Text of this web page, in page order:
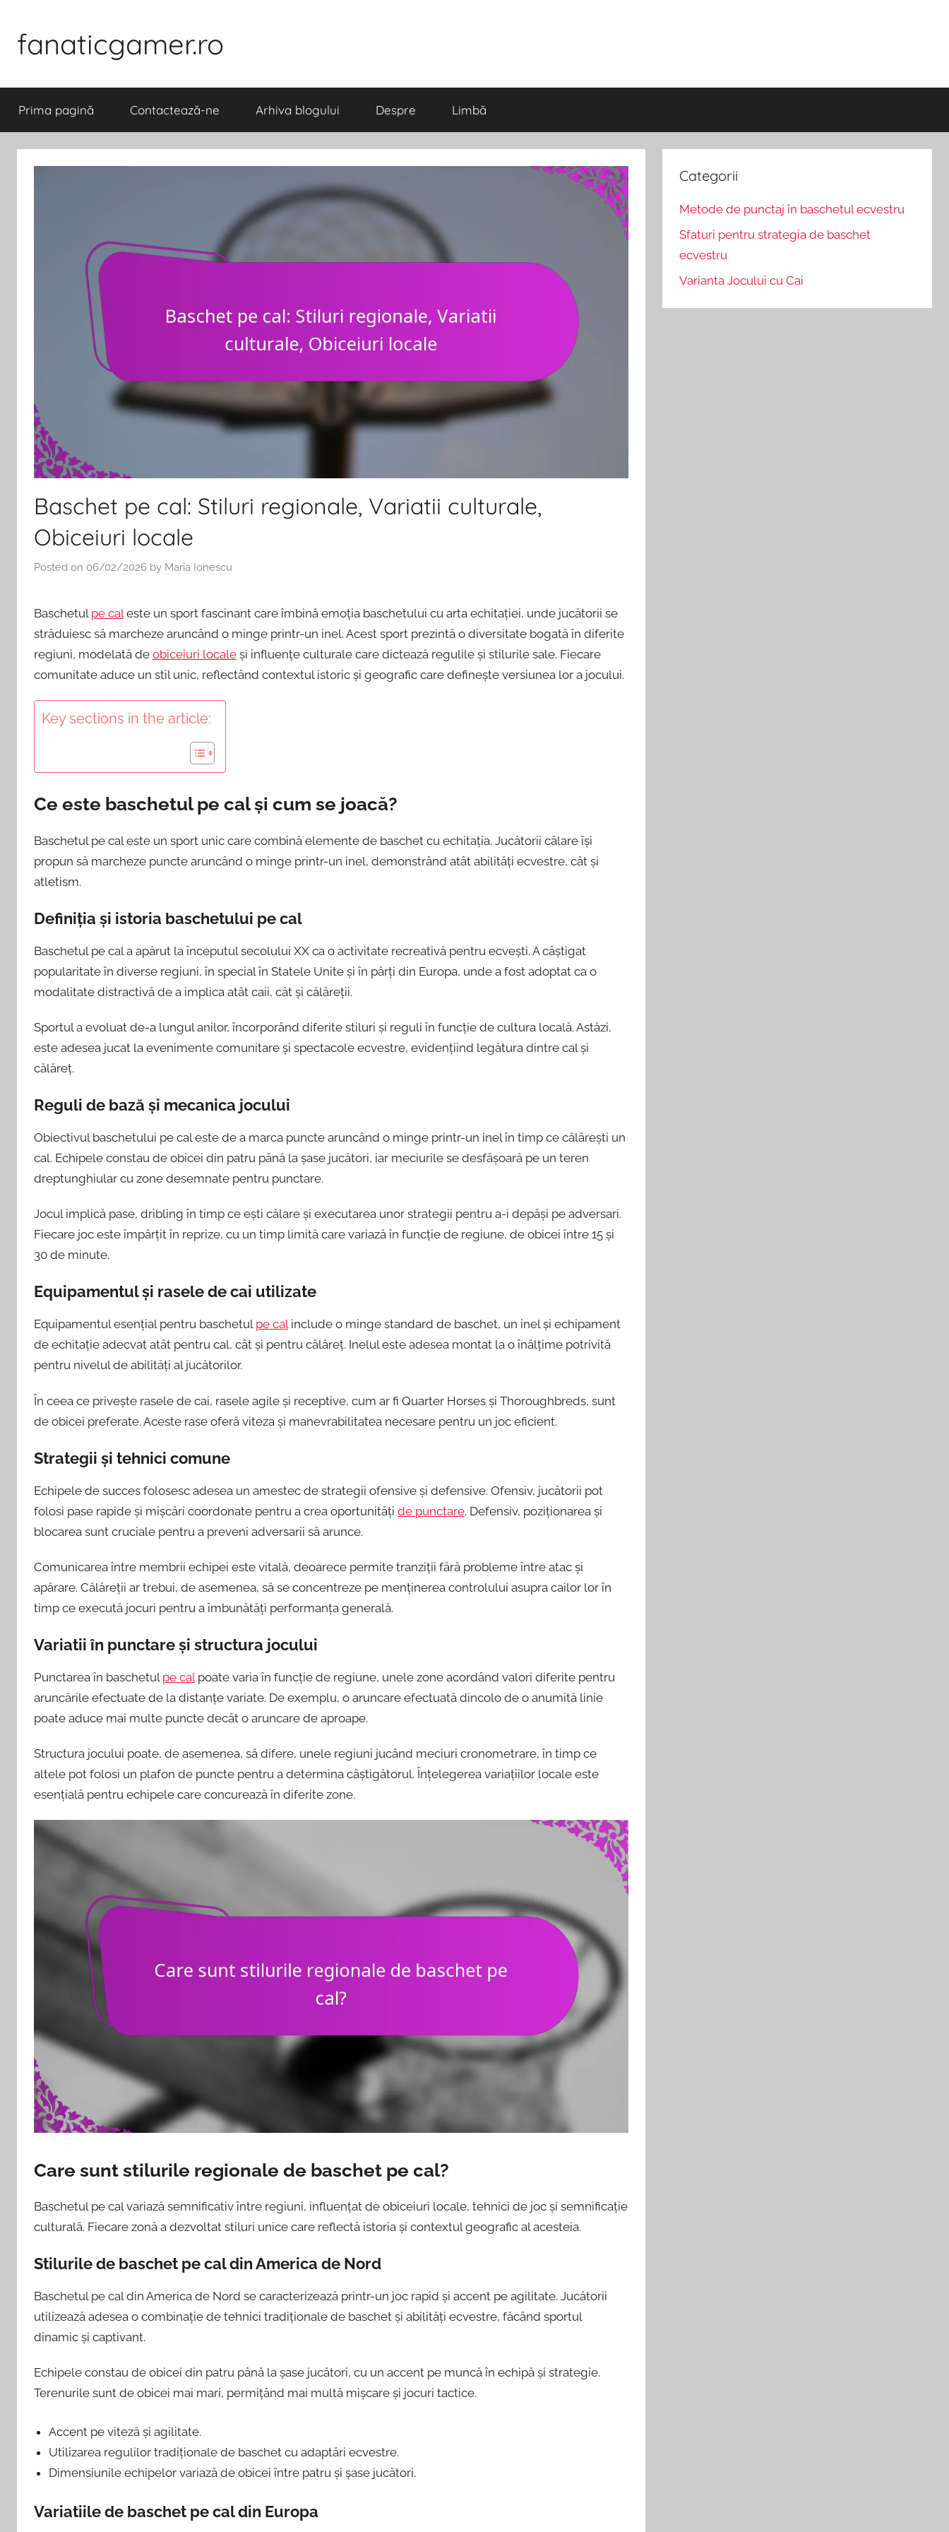
content
fanaticgamer.ro
Prima pagină Contactează-ne Arhiva blogului Despre Limbă
Baschet pe cal: Stiluri regionale, Variatii culturale,
Obiceiuri locale
Posted on 06/02/2026 by Maria Ionescu
Baschetul pe caleste un sport fascinant care îmbină emoția baschetului cu arta echitației, unde jucătorii se
străduiesc să marcheze aruncând o minge printr-un inel. Acest sport prezintă o diversitate bogată în diferite
regiuni, modelată de obiceiuri locale și influențe culturale care dictează regulile și stilurile sale. Fiecare
comunitate aduce un stil unic, reflectând contextul istoric și geografic care definește versiunea lor a jocului.
Key sections in the article:
Ce este baschetul pe cal și cum se joacă?
Baschetul pe cal este un sport unic care combină elemente de baschet cu echitația. Jucătorii călare își
propun să marcheze puncte aruncând o minge printr-un inel, demonstrând atât abilități ecvestre, cât și
atletism.
Definiția și istoria baschetului pe cal
Baschetul pe cal a apărut la începutul secolului XX ca o activitate recreativă pentru ecvești. A câștigat
popularitate în diverse regiuni, în special în Statele Unite și în părți din Europa, unde a fost adoptat ca o
modalitate distractivă de a implica atât caii, cât și călăreții.
Sportul a evoluat de-a lungul anilor, încorporând diferite stiluri și reguli în funcție de cultura locală. Astăzi,
este adesea jucat la evenimente comunitare și spectacole ecvestre, evidențiind legătura dintre cal și
călăreț.
Reguli de bază și mecanica jocului
Obiectivul baschetului pe cal este de a marca puncte aruncând o minge printr-un inel în timp ce călărești un
cal. Echipele constau de obicei din patru până la șase jucători, iar meciurile se desfășoară pe un teren
dreptunghiular cu zone desemnate pentru punctare.
Jocul implică pase, dribling în timp ce ești călare și executarea unor strategii pentru a-i depăși pe adversari.
Fiecare joc este împărțit în reprize, cu un timp limită care variază în funcție de regiune, de obicei între 15 și
30 de minute.
Equipamentul și rasele de cai utilizate
Equipamentul esențial pentru baschetul pe calinclude o minge standard de baschet, un inel și echipament
de echitație adecvat atât pentru cal, cât și pentru călăreț. Inelul este adesea montat la o înălțime potrivită
pentru nivelul de abilități al jucătorilor.
În ceea ce privește rasele de cai, rasele agile și receptive, cum ar fi Quarter Horses și Thoroughbreds, sunt
de obicei preferate. Aceste rase oferă viteza și manevrabilitatea necesare pentru un joc eficient.
Strategii și tehnici comune
Echipele de succes folosesc adesea un amestec de strategii ofensive și defensive. Ofensiv, jucătorii pot
folosi pase rapide și mișcări coordonate pentru a crea oportunități de punctare. Defensiv, poziționarea și
blocarea sunt cruciale pentru a preveni adversarii să arunce.
Comunicarea între membrii echipei este vitală, deoarece permite tranziții fără probleme între atac și
apărare. Călăreții ar trebui, de asemenea, să se concentreze pe menținerea controlului asupra cailor lor în
timp ce execută jocuri pentru a îmbunătăți performanța generală.
Variatii în punctare și structura jocului
Punctarea în baschetul pe cal poate varia în funcție de regiune, unele zone acordând valori diferite pentru
aruncările efectuate de la distanțe variate. De exemplu, o aruncare efectuată dincolo de o anumită linie
poate aduce mai multe puncte decât o aruncare de aproape.
Structura jocului poate, de asemenea, să difere, unele regiuni jucând meciuri cronometrare, în timp ce
altele pot folosi un plafon de puncte pentru a determina câștigătorul. Înțelegerea variațiilor locale este
esențială pentru echipele care concurează în diferite zone.
Care sunt stilurile regionale de baschet pe cal?
Baschetul pe cal variază semnificativ între regiuni, influențat de obiceiuri locale, tehnici de joc și semnificație
culturală. Fiecare zonă a dezvoltat stiluri unice care reflectă istoria și contextul geografic al acesteia.
Stilurile de baschet pe cal din America de Nord
Baschetul pe cal din America de Nord se caracterizează printr-un joc rapid și accent pe agilitate. Jucătorii
utilizează adesea o combinație de tehnici tradiționale de baschet și abilități ecvestre, făcând sportul
dinamic și captivant.
Echipele constau de obicei din patru până la șase jucători, cu un accent pe muncă în echipă și strategie.
Terenurile sunt de obicei mai mari, permițând mai multă mișcare și jocuri tactice.
Accent pe viteză și agilitate.
Utilizarea regulilor tradiționale de baschet cu adaptări ecvestre.
Dimensiunile echipelor variază de obicei între patru și șase jucători.
Variatiile de baschet pe cal din Europa
Categorii
Metode de punctaj în baschetul ecvestru
Sfaturi pentru strategia de baschet
ecvestru
Varianta Jocului cu Cai